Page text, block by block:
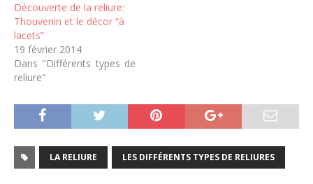
Découverte de la reliure:
Thouvenin et le décor “à
lacets”
19 février 2014
Dans "Différents types de
reliure"
LA RELIURE LES DIFFÉRENTS TYPES DE RELIURES